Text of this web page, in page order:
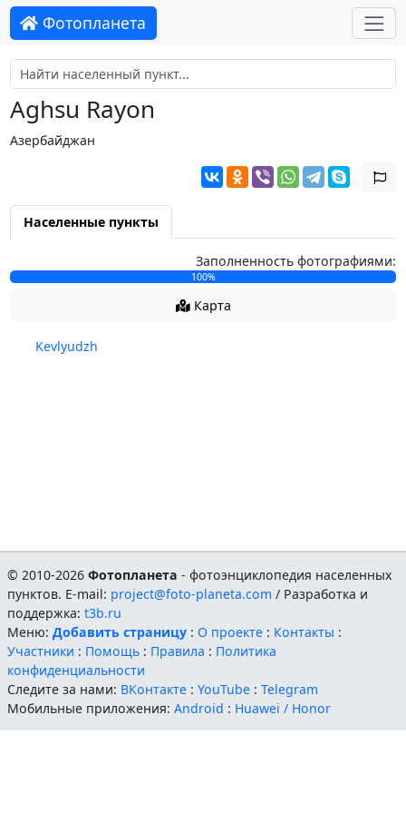
Фотопланета
Aghsu Rayon
Азербайджан
Населенные пункты
Заполненность фотографиями:
100%
Карта
Kevlyudzh
© 2010-2026Фотопланета - фотоэнциклопедия населенных
пунктов. E-mail: project@foto-planeta.com / Разработка и
поддержка:t3b.ru
Меню:Добавить страницу : О проекте : Контакты :
Участники : Помощь : Правила : Политика
конфиденциальности
Следите за нами: ВКонтакте :YouTube :Telegram
Мобильные приложения:Android : Huawei / Honor